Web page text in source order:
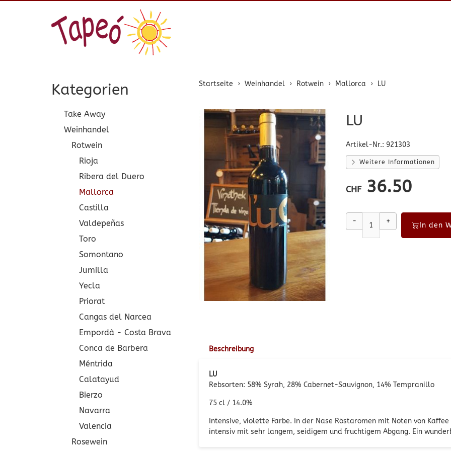
Startseite Weinhandel Rotwein Mallorca LU
LU
Artikel-Nr.: 921303
Weitere Informationen
CHF 36.50
- + In den
Beschreibung
LU
Rebsorten: 58% Syrah, 28% Cabernet-Sauvignon, 14% Tempranillo
75 cl / 14.0%
Intensive, violette Farbe. In der Nase Röstaromen mit Noten von
intensiv mit sehr langem, seidigem und fruchtigem Abgang. Ein
Kategorien
Take Away
Weinhandel
Rotwein
Rioja
Ribera del Duero
Mallorca
Castilla
Valdepeñas
Toro
Somontano
Jumilla
Yecla
Priorat
Cangas del Narcea
Empordà - Costa Brava
Conca de Barbera
Méntrida
Calatayud
Bierzo
Navarra
Valencia
Rosewein